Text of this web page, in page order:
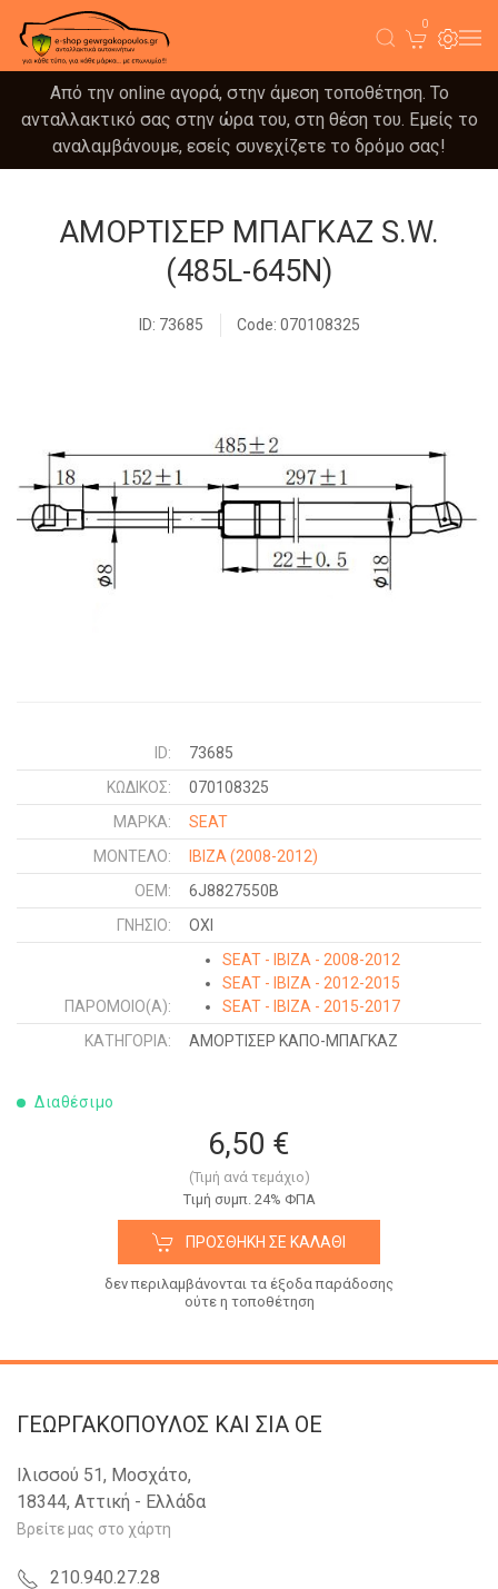
0
Από την online αγορά, στην άμεση τοποθέτηση. Το
ανταλλακτικό σας στην ώρα του, στη θέση του. Εμείς το
αναλαμβάνουμε, εσείς συνεχίζετε το δρόμο σας!
ΑΜΟΡΤΙΣΕΡ ΜΠΑΓΚΑΖ S.W.
(485L-645N)
ID: 73685 Code: 070108325
ID:
73685
ΚΩΔΙΚΌΣ:
070108325
ΜΑΡΚΑ:
SEAT
ΜΟΝΤΕΛΟ:
IBIZA (2008-2012)
OEM:
6J8827550B
ΓΝΉΣΙΟ:
ΟΧΙ
ΠΑΡΌΜΟΙΟ(Α):
SEAT - IBIZA - 2008-2012
SEAT - IBIZA - 2012-2015
SEAT - IBIZA - 2015-2017
ΚΑΤΗΓΟΡΊΑ:
ΑΜΟΡΤΙΣΕΡ ΚΑΠΟ-ΜΠΑΓΚΑΖ
Διαθέσιμο
6,50 €
(Τιμή ανά τεμάχιο)
Tιμή συμπ. 24% ΦΠΑ
ΠΡΟΣΘΉΚΗ ΣΕ ΚΑΛΆΘΙ
δεν περιλαμβάνονται τα έξοδα παράδοσης
ούτε η τοποθέτηση
ΓΕΩΡΓΑΚΟΠΟΥΛΟΣ KAI ΣΙΑ OE
Ιλισσού 51, Μοσχάτο,
18344, Αττική - Ελλάδα
Βρείτε μας στο χάρτη
210.940.27.28